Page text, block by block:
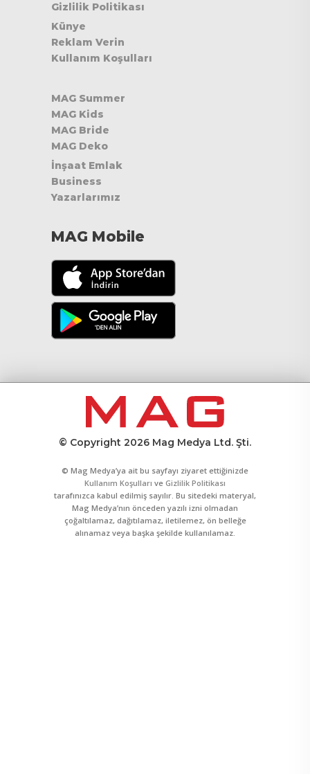
Gizlilik Politikası
Künye
Reklam Verin
Kullanım Koşulları
MAG Summer
MAG Kids
MAG Bride
MAG Deko
İnşaat Emlak
Business
Yazarlarımız
MAG Mobile
© Copyright 2026 Mag Medya Ltd. Şti.
© Mag Medya’ya ait bu sayfayı ziyaret ettiğinizde
Kullanım Koşulları ve Gizlilik Politikası
tarafınızca kabul edilmiş sayılır. Bu sitedeki materyal,
Mag Medya’nın önceden yazılı izni olmadan
çoğaltılamaz, dağıtılamaz, iletilemez, ön belleğe
alınamaz veya başka şekilde kullanılamaz.